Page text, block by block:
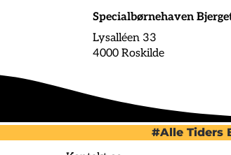
Specialbørnehaven
Lysalléen 33
4000 Roskilde
#Alle Tiders